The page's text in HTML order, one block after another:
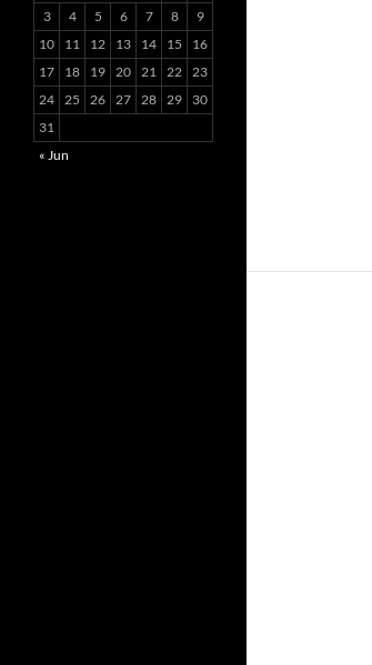
3
4 5 6 7 8
9
10
11 12 13 14 15
16
17
18 19 20 21 22 23
24 25 26 27 28 29
30
31
« Jun